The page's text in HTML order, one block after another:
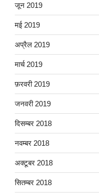
जून 2019
मई 2019
अप्रैल 2019
मार्च 2019
फ़रवरी 2019
जनवरी 2019
दिसम्बर 2018
नवम्बर 2018
अक्टूबर 2018
सितम्बर 2018